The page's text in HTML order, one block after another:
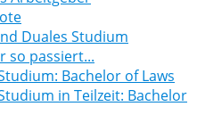
Duales Studium
so passiert...
Bachelor of Laws
in Teilzeit: Bachelor